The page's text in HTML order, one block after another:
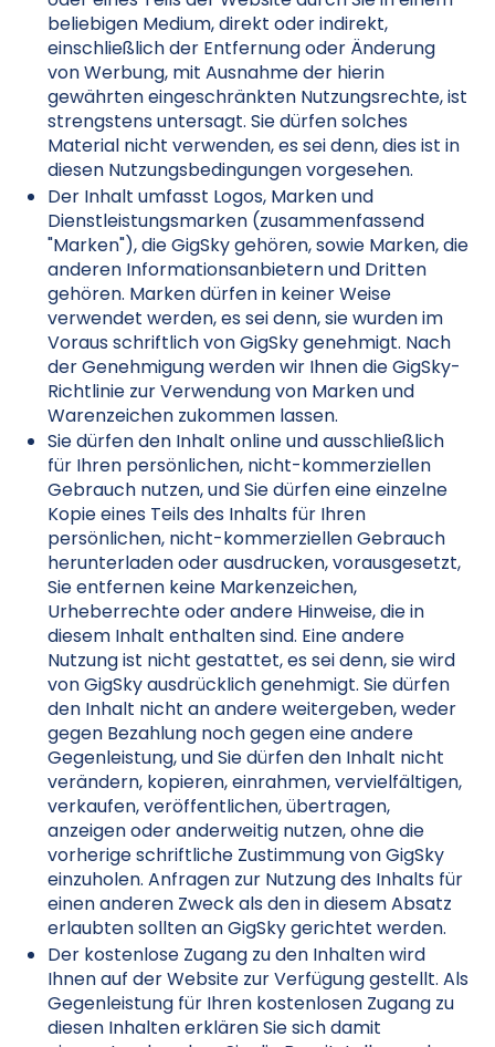
beliebigen Medium, direkt oder indirekt,
einschließlich der Entfernung oder Änderung
von Werbung, mit Ausnahme der hierin
gewährten eingeschränkten Nutzungsrechte, ist
strengstens untersagt. Sie dürfen solches
Material nicht verwenden, es sei denn, dies ist in
diesen Nutzungsbedingungen vorgesehen.
Der Inhalt umfasst Logos, Marken und
Dienstleistungsmarken (zusammenfassend
"Marken"), die GigSky gehören, sowie Marken, die
anderen Informationsanbietern und Dritten
gehören. Marken dürfen in keiner Weise
verwendet werden, es sei denn, sie wurden im
Voraus schriftlich von GigSky genehmigt. Nach
der Genehmigung werden wir Ihnen die GigSky-
Richtlinie zur Verwendung von Marken und
Warenzeichen zukommen lassen.
Sie dürfen den Inhalt online und ausschließlich
für Ihren persönlichen, nicht-kommerziellen
Gebrauch nutzen, und Sie dürfen eine einzelne
Kopie eines Teils des Inhalts für Ihren
persönlichen, nicht-kommerziellen Gebrauch
herunterladen oder ausdrucken, vorausgesetzt,
Sie entfernen keine Markenzeichen,
Urheberrechte oder andere Hinweise, die in
diesem Inhalt enthalten sind. Eine andere
Nutzung ist nicht gestattet, es sei denn, sie wird
von GigSky ausdrücklich genehmigt. Sie dürfen
den Inhalt nicht an andere weitergeben, weder
gegen Bezahlung noch gegen eine andere
Gegenleistung, und Sie dürfen den Inhalt nicht
verändern, kopieren, einrahmen, vervielfältigen,
verkaufen, veröffentlichen, übertragen,
anzeigen oder anderweitig nutzen, ohne die
vorherige schriftliche Zustimmung von GigSky
einzuholen. Anfragen zur Nutzung des Inhalts für
einen anderen Zweck als den in diesem Absatz
erlaubten sollten an GigSky gerichtet werden.
Der kostenlose Zugang zu den Inhalten wird
Ihnen auf der Website zur Verfügung gestellt. Als
Gegenleistung für Ihren kostenlosen Zugang zu
diesen Inhalten erklären Sie sich damit